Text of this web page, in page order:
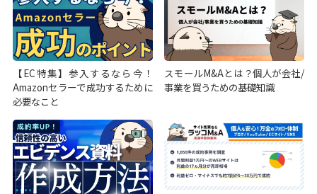
【EC特集】参入するなら今！
Amazonセラーで成功するために
必要なこと
スモールM&Aとは？個人が会社/
事業を買うための基礎知識